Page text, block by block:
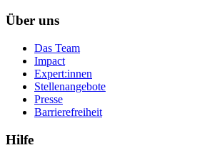
Über uns
Das Team
Impact
Expert:innen
Stellenangebote
Presse
Barrierefreiheit
Hilfe